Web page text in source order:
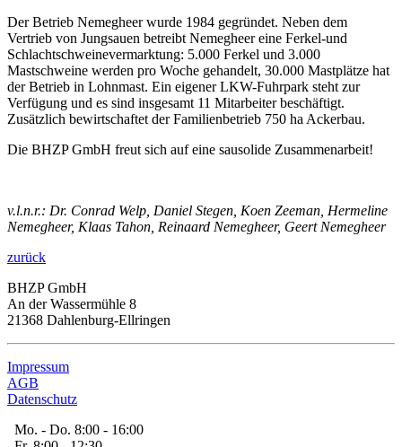
Der Betrieb Nemegheer wurde 1984 gegründet. Neben dem
Vertrieb von Jungsauen betreibt Nemegheer eine Ferkel-und
Schlachtschweinevermarktung: 5.000 Ferkel und 3.000
Mastschweine werden pro Woche gehandelt, 30.000 Mastplätze hat
der Betrieb in Lohnmast. Ein eigener LKW-Fuhrpark steht zur
Verfügung und es sind insgesamt 11 Mitarbeiter beschäftigt.
Zusätzlich bewirtschaftet der Familienbetrieb 750 ha Ackerbau.
Die BHZP GmbH freut sich auf eine sausolide Zusammenarbeit!
v.l.n.r.: Dr. Conrad Welp, Daniel Stegen, Koen Zeeman, Hermeline
Nemegheer, Klaas Tahon, Reinaard Nemegheer, Geert Nemegheer
zurück
BHZP GmbH
An der Wassermühle 8
21368 Dahlenburg-Ellringen
Impressum
AGB
Datenschutz
Mo. - Do. 8:00 - 16:00